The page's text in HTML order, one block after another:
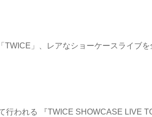
TWICE」、レアなショーケースライブ
行われる 『TWICE SHOWCASE LIVE